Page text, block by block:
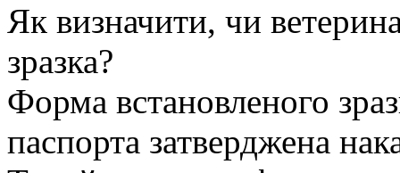
Як визначити, чи
зразка?
Форма встановленого
паспорта затверджена